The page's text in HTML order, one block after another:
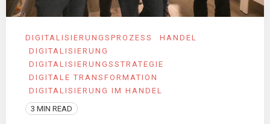
DIGITALISIERUNGSPROZESS
HANDEL
DIGITALISIERUNG
DIGITALISIERUNGSSTRATEGIE
DIGITALE TRANSFORMATION
DIGITALISIERUNG IM HANDEL
3 MIN READ